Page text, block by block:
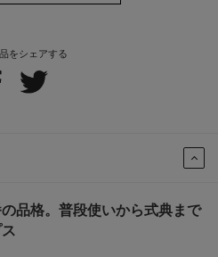
をシェアする
品格。普段使いから式典まで